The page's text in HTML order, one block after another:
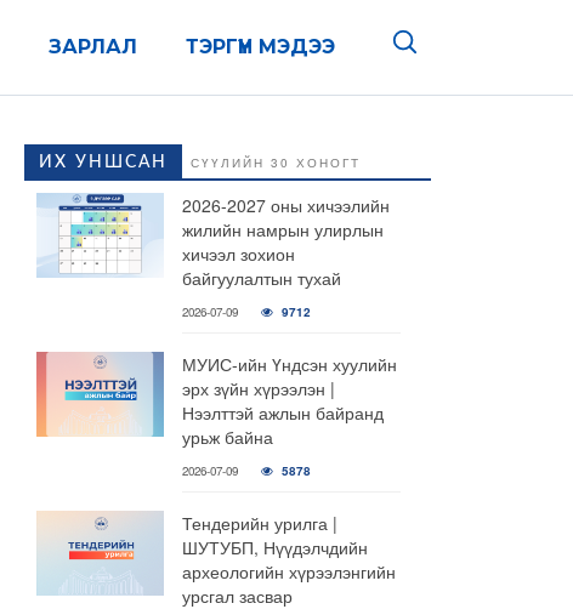
ТЭРГҮҮН МЭДЭЭ
ЗАРЛАЛ
ИХ УНШСАН СҮҮЛИЙН 30 ХОНОГТ
2026-2027 оны хичээлийн
жилийн намрын улирлын
хичээл зохион
байгуулалтын тухай
2026-07-09 9712
МУИС-ийн Үндсэн хуулийн
эрх зүйн хүрээлэн |
Нээлттэй ажлын байранд
урьж байна
2026-07-09 5878
Тендерийн урилга |
ШУТУБП, Нүүдэлчдийн
археологийн хүрээлэнгийн
урсгал засвар